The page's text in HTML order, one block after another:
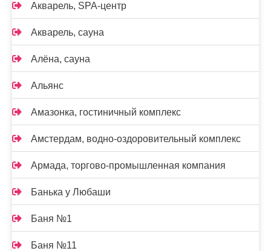
Акварель, SPA-центр
Акварель, сауна
Алёна, сауна
Альянс
Амазонка, гостиничный комплекс
Амстердам, водно-оздоровительный комплекс
Армада, торгово-промышленная компания
Банька у Любаши
Баня №1
Баня №11